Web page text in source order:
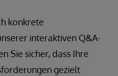
konkrete
interaktiven Q&A-
Sie sicher, dass Ihre
gezielt